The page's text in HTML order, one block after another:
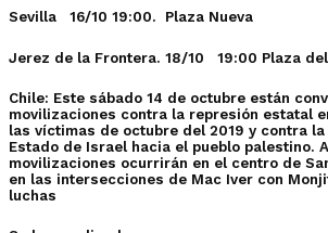
Sevilla 16/10 19:00. Plaza Nueva
Jerez de la Frontera. 18/10 19:00 Plaza
Chile: Este sábado 14 de octubre están
movilizaciones contra la represión estatal
las víctimas de octubre del 2019 y contra
Estado de Israel hacia el pueblo palestino.
movilizaciones ocurrirán en el centro de
en las intersecciones de Mac Iver con
luchas